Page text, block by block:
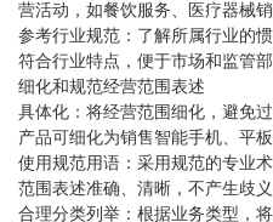
营活动，如餐饮服务、医疗器械销
参考行业规范：了解所属行业的
符合行业特点，便于市场和监管部
细化和规范经营范围表述
具体化：将经营范围细化，避免
产品可细化为销售智能手机、平板
使用规范用语：采用规范的专业
范围表述准确、清晰，不产生歧义
合理分类列举：根据业务类型，